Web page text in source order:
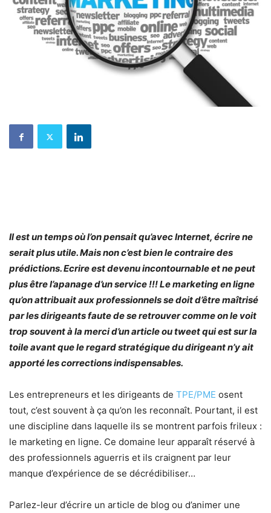
Il est un temps où l’on pensait qu’avec Internet, écrire ne
serait plus utile. Mais non c’est bien le contraire des
prédictions. Ecrire est devenu incontournable et ne peut
plus être l’apanage d’un service !!! Le marketing en ligne
qu’on attribuait aux professionnels se doit d’êtremaîtrisé
par les dirigeants faute de se retrouver comme on le voit
trop souvent à la merci d’un article ou tweet qui est sur la
toile avant que le regard stratégique du dirigeant n’y ait
apporté les corrections indispensables.
Les entrepreneurs et les dirigeants de TPE/PME osent
tout, c’est souvent à ça qu’on les reconnaît. Pourtant, il est
une discipline dans laquelle ils se montrent parfois frileux :
le marketing en ligne. Ce domaine leur apparaît réservé à
des professionnels aguerris et ils craignent par leur
manque d’expérience de se décrédibiliser…
Parlez-leur d’écrire un article de blog ou d’animer une